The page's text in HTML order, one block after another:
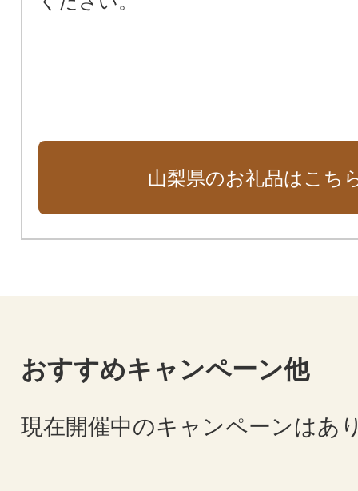
山梨県のお礼品はこち
おすすめキャンペーン他
現在開催中のキャンペーンはあ